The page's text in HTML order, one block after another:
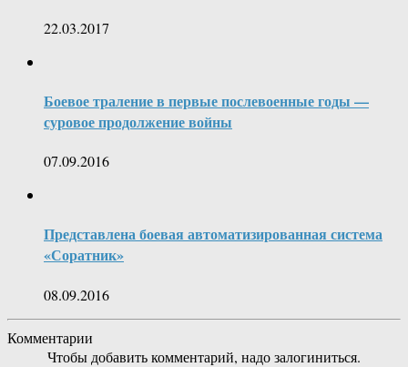
22.03.2017
Боевое траление в первые послевоенные годы —
суровое продолжение войны
07.09.2016
Представлена боевая автоматизированная система
«Соратник»
08.09.2016
Комментарии
Чтобы добавить комментарий, надо залогиниться.